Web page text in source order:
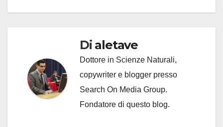
Di aletave
Dottore in Scienze Naturali,
copywriter e blogger presso
Search On Media Group.
Fondatore di questo blog.